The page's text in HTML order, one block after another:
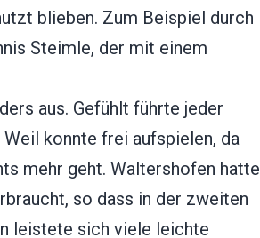
blieben. Zum Beispiel durch
Steimle, der mit einem
aus. Gefühlt führte jeder
konnte frei aufspielen, da
mehr geht. Waltershofen hatte
so dass in der zweiten
leistete sich viele leichte